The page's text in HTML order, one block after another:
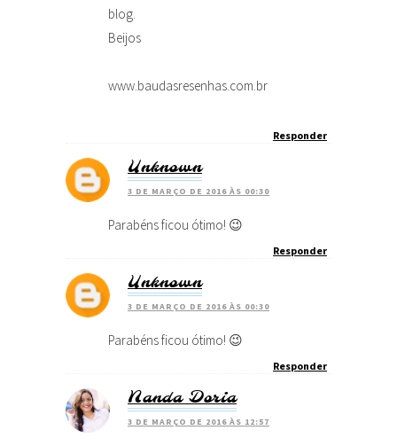
blog.
Beijos
www.baudasresenhas.com.br
Responder
Unknown
3 DE MARÇO DE 2016 ÀS 00:30
Parabéns ficou ótimo! 😉
Responder
Unknown
3 DE MARÇO DE 2016 ÀS 00:30
Parabéns ficou ótimo! 😉
Responder
Nanda Doria
3 DE MARÇO DE 2016 ÀS 12:57